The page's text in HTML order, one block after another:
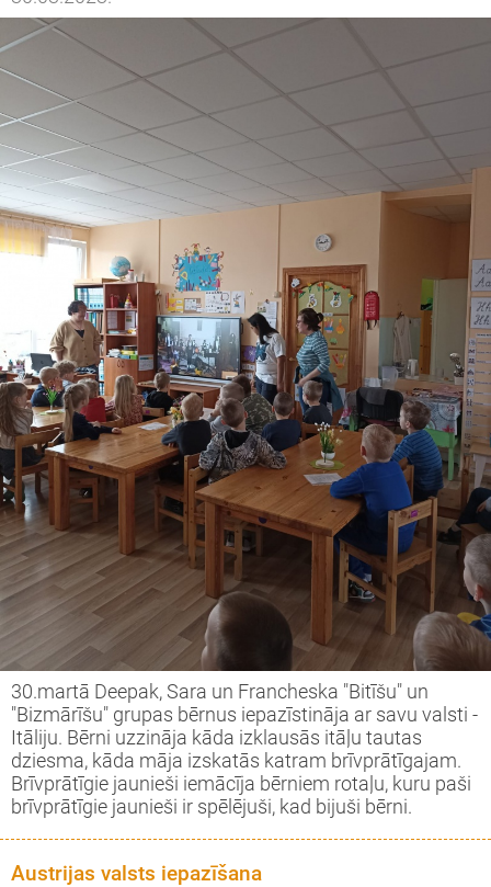
30.martā Deepak, Sara un Francheska "Bitīšu" un
"Bizmārīšu" grupas bērnus iepazīstināja ar savu valsti -
Itāliju. Bērni uzzināja kāda izklausās itāļu tautas
dziesma, kāda māja izskatās katram brīvprātīgajam.
Brīvprātīgie jaunieši iemācīja bērniem rotaļu, kuru paši
brīvprātīgie jaunieši ir spēlējuši, kad bijuši bērni.
Austrijas valsts iepazīšana